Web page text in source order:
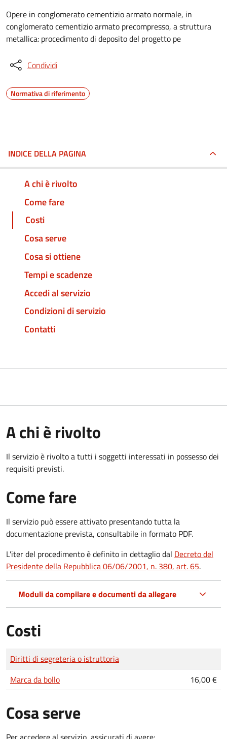
Opere in conglomerato cementizio armato normale, in
conglomerato cementizio armato precompresso, a struttura
metallica: procedimento di deposito del progetto pe
Condividi
Normativa di riferimento
INDICE DELLA PAGINA
A chi è rivolto
Come fare
Costi
Cosa serve
Cosa si ottiene
Tempi e scadenze
Accedi al servizio
Condizioni di servizio
Contatti
A chi è rivolto
Il servizio è rivolto a tutti i soggetti interessati in possesso dei
requisiti previsti.
Come fare
Il servizio può essere attivato presentando tutta la
documentazione prevista, consultabile in formato PDF.
L'iter del procedimento è definito in dettaglio dal Decreto del
Presidente della Repubblica 06/06/2001, n. 380, art. 65.
Moduli da compilare e documenti da allegare
Costi
Tipo di pagamento
Importo
Diritti di segreteria o istruttoria
Marca da bollo
16,00 €
Cosa serve